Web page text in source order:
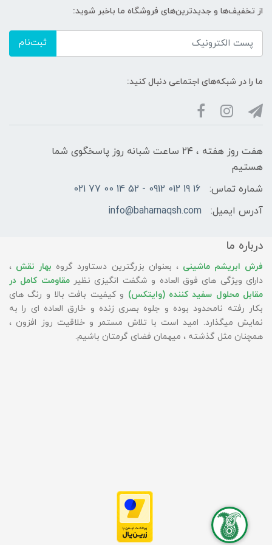
از تخفیف‌ها و جدیدترین‌های فروشگاه ما باخبر شوید:
ثبت‌نام
ما را در شبکه‌های اجتماعی دنبال کنید:
هفت روز هفته ، ۲۴ ساعت شبانه‌ روز پاسخگوی شما
هستیم
شماره تماس:
16 19 012 0912 - 52 14 00 77 021
آدرس ایمیل:
info@baharnaqsh.com
درباره ما
فرش ابریشم ماشینی ، بعنوان بزرگترین دستاورد گروه بهار نقش ،
دارای ویژگی های فوق العاده و شگفت انگیزی نظیرمقاومت کامل در
مقابل محلول سفید کننده (وایتکس) و کیفیت بافت بالا و رنگ های
بکار رفته نامحدود بوده و جلوه بصری زنده و خارق العاده ای را به
نمایش میگذارد. امید است با تلاش مستمر و خلاقیت روز افزون ،
همچنان مثل گذشته ، میهمان فضای گرمتان باشیم.